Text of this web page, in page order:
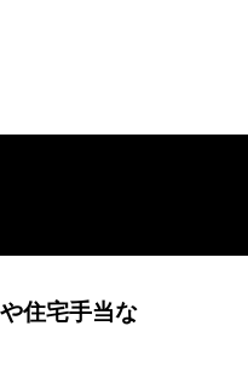
住宅手当な